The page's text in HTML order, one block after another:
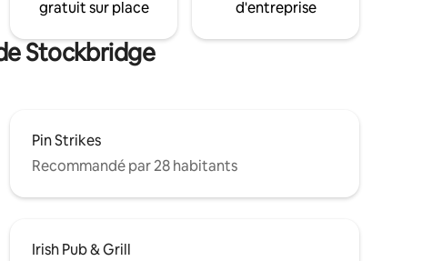
gratuit sur place
d'entreprise
Stockbridge
Pin Strikes
Recommandé par 28 habitants
Irish Pub & Grill